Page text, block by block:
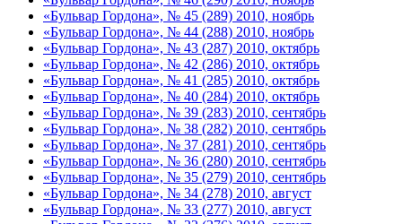
«Бульвар Гордона», № 45 (289) 2010, ноябрь
«Бульвар Гордона», № 44 (288) 2010, ноябрь
«Бульвар Гордона», № 43 (287) 2010, октябрь
«Бульвар Гордона», № 42 (286) 2010, октябрь
«Бульвар Гордона», № 41 (285) 2010, октябрь
«Бульвар Гордона», № 40 (284) 2010, октябрь
«Бульвар Гордона», № 39 (283) 2010, сентябрь
«Бульвар Гордона», № 38 (282) 2010, сентябрь
«Бульвар Гордона», № 37 (281) 2010, сентябрь
«Бульвар Гордона», № 36 (280) 2010, сентябрь
«Бульвар Гордона», № 35 (279) 2010, сентябрь
«Бульвар Гордона», № 34 (278) 2010, август
«Бульвар Гордона», № 33 (277) 2010, август